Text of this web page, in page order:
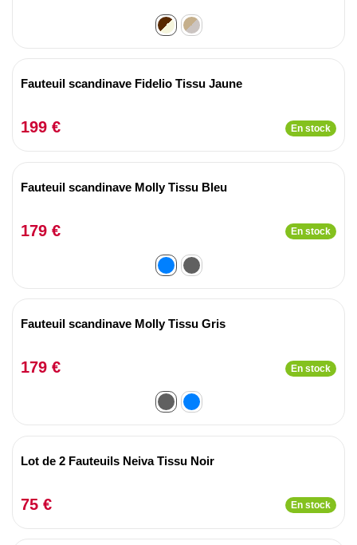
Fauteuil scandinave Fidelio Tissu Jaune
199 € En stock
Fauteuil scandinave Molly Tissu Bleu
179 € En stock
Fauteuil scandinave Molly Tissu Gris
179 € En stock
Lot de 2 Fauteuils Neiva Tissu Noir
75 € En stock